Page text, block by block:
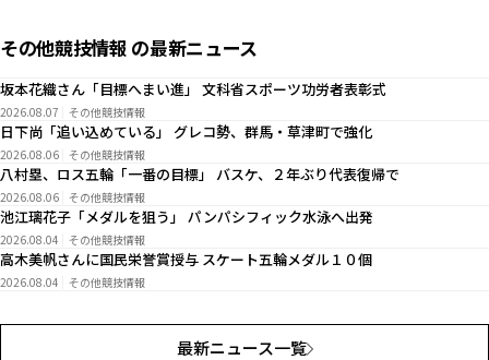
その他競技情報 の最新ニュース
坂本花織さん「目標へまい進」 文科省スポーツ功労者表彰式
2026.08.07 その他競技情報
日下尚「追い込めている」 グレコ勢、群馬・草津町で強化
2026.08.06 その他競技情報
八村塁、ロス五輪「一番の目標」 バスケ、２年ぶり代表復帰で
2026.08.06 その他競技情報
池江璃花子「メダルを狙う」 パンパシフィック水泳へ出発
2026.08.04 その他競技情報
高木美帆さんに国民栄誉賞授与 スケート五輪メダル１０個
2026.08.04 その他競技情報
最新ニュース一覧